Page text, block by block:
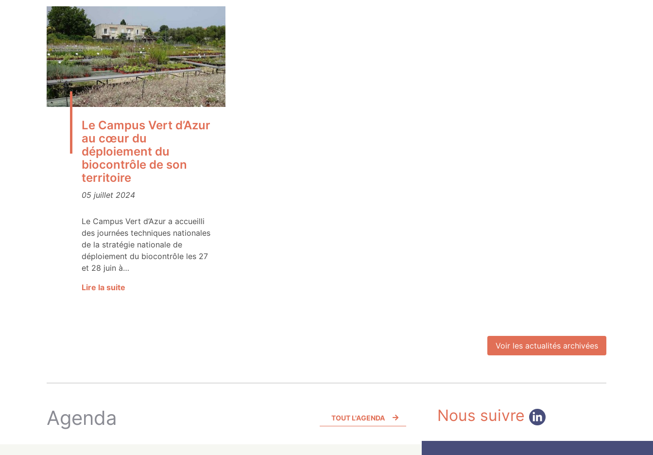
Le Campus Vert d’Azur
au cœur du
déploiement du
biocontrôle de son
territoire
05 juillet 2024
Le Campus Vert d’Azur a accueilli
des journées techniques nationales
de la stratégie nationale de
déploiement du biocontrôle les 27
et 28 juin à…
Lire la suite
Voir les actualités archivées
Agenda TOUT L'AGENDA Nous suivre